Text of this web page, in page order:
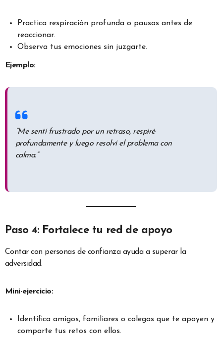
Practica respiración profunda o pausas antes de
reaccionar.
Observa tus emociones sin juzgarte.
Ejemplo:
“Me sentí frustrado por un retraso, respiré
profundamente y luego resolví el problema con
calma.”
Paso 4: Fortalece tu red de apoyo
Contar con personas de confianza ayuda a superar la
adversidad.
Mini-ejercicio:
Identifica amigos, familiares o colegas que te apoyen y
comparte tus retos con ellos.